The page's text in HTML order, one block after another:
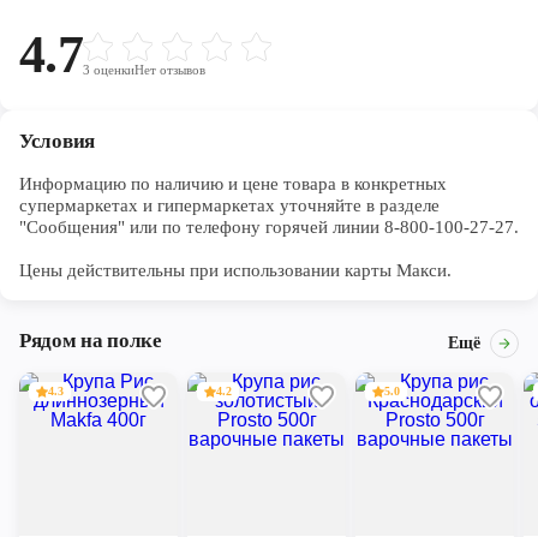
4.73 оценкиНет отзывов
Условия
Информацию по наличию и цене товара в конкретных
супермаркетах и гипермаркетах уточняйте в разделе
"Сообщения" или по телефону горячей линии 8-800-100-27-27.
Цены действительны при использовании карты Макси.
Рядом на полке Ещё
4.3 4.2 5.0